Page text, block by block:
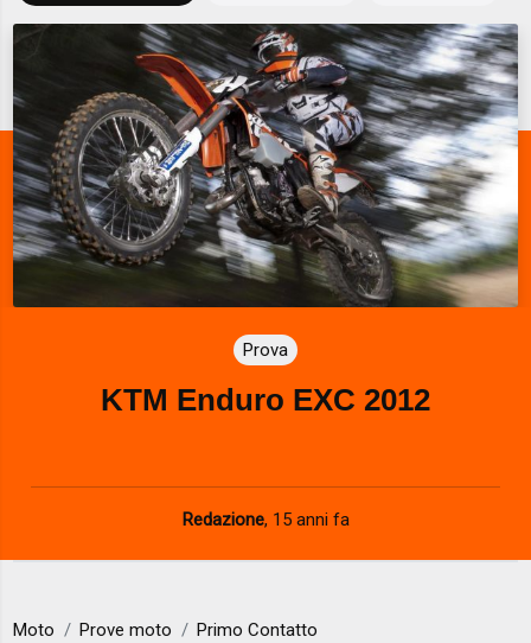
Prova
KTM Enduro EXC 2012
Redazione, 15 anni fa
Moto Prove moto Primo Contatto